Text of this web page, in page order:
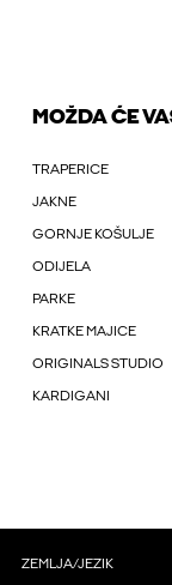
MOŽDA ĆE
TRAPERICE
JAKNE
GORNJE KOŠULJE
ODIJELA
PARKE
KRATKE MAJICE
ORIGINALS STUDIO
KARDIGANI
ZEMLJA/JEZIK